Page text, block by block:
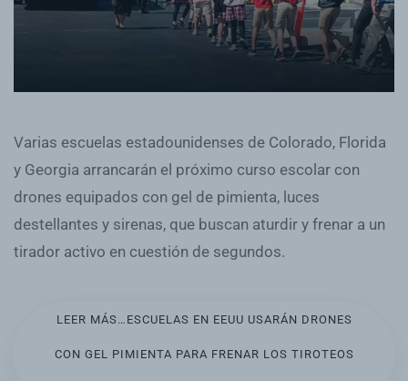
Varias escuelas estadounidenses de Colorado, Florida
y Georgia arrancarán el próximo curso escolar con
drones equipados con gel de pimienta, luces
destellantes y sirenas, que buscan aturdir y frenar a un
tirador activo en cuestión de segundos.
LEER MÁS…ESCUELAS EN EEUU USARÁN DRONES
CON GEL PIMIENTA PARA FRENAR LOS TIROTEOS